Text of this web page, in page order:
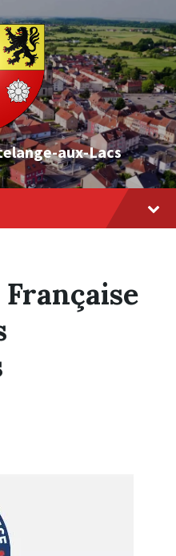
aux-Lacs